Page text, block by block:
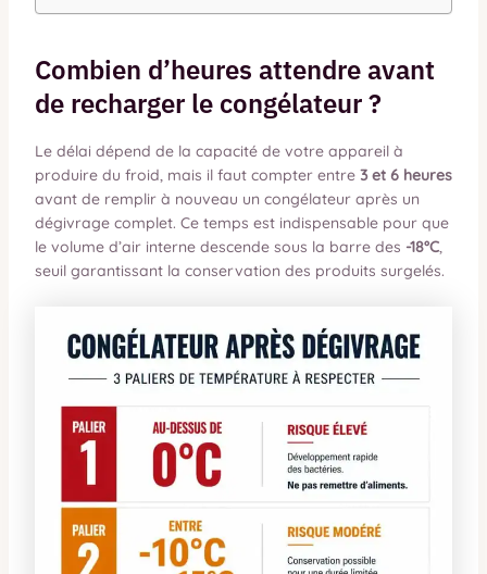
Combien d’heures attendre avant
de recharger le congélateur ?
Le délai dépend de la capacité de votre appareil à
produire du froid, mais il faut compter entre 3 et 6 heures
avant de remplir à nouveau un congélateur après un
dégivrage complet. Ce temps est indispensable pour que
le volume d’air interne descende sous la barre des -18°C,
seuil garantissant la conservation des produits surgelés.